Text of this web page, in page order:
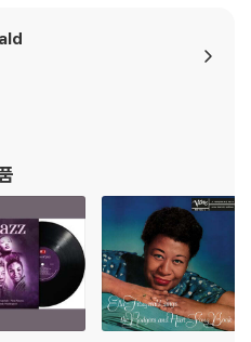
공지 없이 증정 종료될 수 있습니다.
사용하시는 경우, (주로 올인원 형태
랙을 재생할 때 이상 현상이 발생할
현상에 대해서는 반품/교환이 불가
생하실 것을 권유 드립니다.
생이 원활하지 않은 경우가 있습니
분 해결됩니다.
생이 원활하지 않을 수 있습니다.